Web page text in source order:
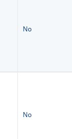
No
No